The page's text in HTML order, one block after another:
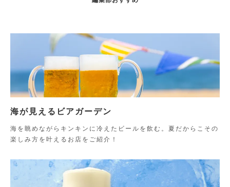
海が見えるビアガーデン
海を眺めながらキンキンに冷えたビールを飲む。夏だからこその
楽しみ方を叶えるお店をご紹介！